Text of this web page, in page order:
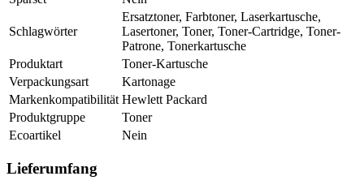
Schlagwörter
Ersatztoner, Farbtoner, Laserkartusche,
Lasertoner, Toner, Toner-Cartridge, Toner-
Patrone, Tonerkartusche
Produktart
Toner-Kartusche
Verpackungsart
Kartonage
Markenkompatibilität Hewlett Packard
Produktgruppe
Toner
Ecoartikel
Nein
Lieferumfang